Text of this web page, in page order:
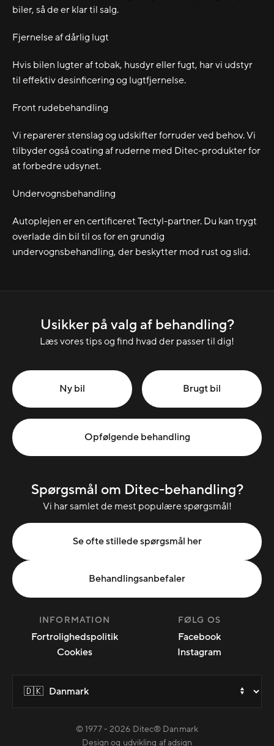
biler, så de er klar til salg.
Fjernelse af dårlig lugt
Hvis bilen lugter af tobak, husdyr eller fugt, har vi udstyr
til effektiv desinficering og lugtfjernelse.
Front rudebehandling
Vi reparerer stenslag og udskifter forruder ved behov. Vi
tilbyder også coating af ruderne med Ditec-produkter for
at forbedre udsynet.
Undervognsbehandling
Autoplejen er en certificeret Tectyl-partner. Du kan trygt
overlade din bil til os for en grundig
undervognsbehandling, der beskytter mod rust og slid.
Usikker på valg af behandling?
Læs vores tips og find hvad der passer til dig!
Ny bil Brugt bil
Opfølgende behandling
Spørgsmål om Ditec-behandling?
Vi har samlet de mest populære spørgsmål!
Se ofte stillede spørgsmål her
Behandlingsanbefaler
INFORMATION
Fortrolighedspolitik
Cookies
FØLG OS
Facebook
Instagram
© 1977 - 2026 Ditec® Danmark
Design og udvikling af adsign